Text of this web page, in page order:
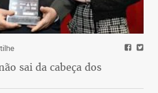
sai da cabeça dos